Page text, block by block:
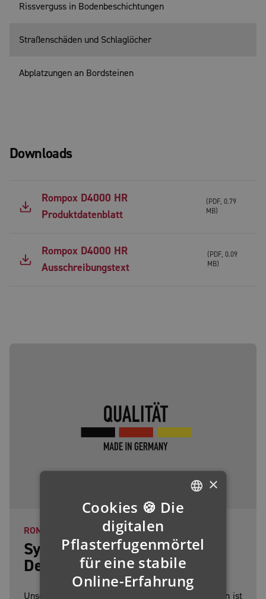
Rissverguss in Bodenbeschichtungen
Straßenschäden und Schlaglöcher
Abplatzungen an Bordsteinen
Downloads
Rompox D4000 HR
Produktdatenblatt
(PDF, 0.79
MB)
Rompox D4000 HR
Ausschreibungstext
(PDF, 0.09
MB)
ROMEX® MADE IN GERMANY
Systemlösungen aus
Deutschland - seit 1989!
Unser Produktionsstandort in Meckenheim bei Bonn ist
FRENCH
FINNISH
×
Cookies 🍪 Die
digitalen
Pflasterfugenmörtel
für eine stabile
Online-Erfahrung